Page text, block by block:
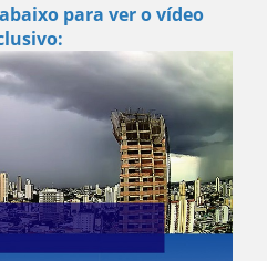
para ver o vídeo